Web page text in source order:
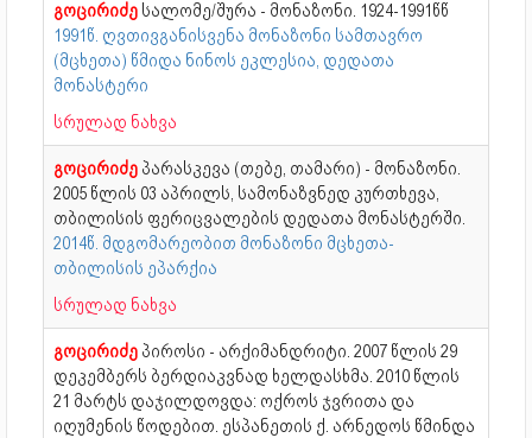
გოცირიძე სალომე/შურა - მონაზონი. 1924-1991წწ
1991წ. ღვთივგანისვენა მონაზონი სამთავრო
(მცხეთა) წმიდა ნინოს ეკლესია, დედათა
მონასტერი
სრულად ნახვა
გოცირიძე პარასკევა (თებე, თამარი) - მონაზონი.
2005 წლის 03 აპრილს, სამონაზვნედ კურთხევა,
თბილისის ფერიცვალების დედათა მონასტერში.
2014წ. მდგომარეობით მონაზონი მცხეთა-
თბილისის ეპარქია
სრულად ნახვა
გოცირიძე პიროსი - არქიმანდრიტი. 2007 წლის 29
დეკემბერს ბერდიაკვნად ხელდასხმა. 2010 წლის
21 მარტს დაჯილდოვდა: ოქროს ჯვრითა და
იღუმენის წოდებით. ესპანეთის ქ. არნედოს წმინდა